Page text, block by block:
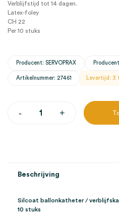
Verblijfstijd tot 14 dagen.
Latex-foley
CH 22
Per 10 stuks
Producent: SERVOPRAX
Artikelnummer: 27461 Levertijd: 3
-Silcoat
22
+
Beschrijving
Silcoat ballonkatheter /
10 stuks